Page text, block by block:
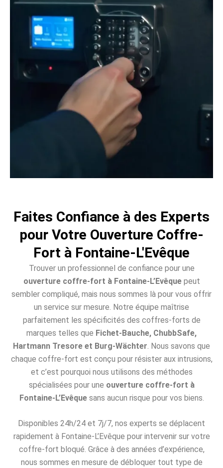
Faites Confiance à des Experts
pour Votre Ouverture Coffre-
Fort à Fontaine-L'Evêque
Trouver un professionnel de confiance pour une
ouverture coffre-fort à Fontaine-L’Evêquepeut
sembler compliqué, mais nous sommes là pour vous offrir
un service sur mesure. Notre équipe maîtrise
parfaitement les spécificités des coffres-forts de
marques telles que Fichet-Bauche, ChubbSafe,
Hartmann Tresore et Burg-Wächter . Nous savons que
chaque coffre-fort est conçu pour résister aux intrusions,
et c’est pourquoi nous utilisons des méthodes
spécialisées pour une ouverture coffre-fort à
Fontaine-L’Evêquesans aucun risque pour vos biens.
Disponibles 24h/24 et 7j/7, nos experts se déplacent
rapidement à Fontaine-L’Evêque pour intervenir sur votre
coffre-fort bloqué. Grâce à des années d’expérience,
nous sommes en mesure de débloquer tout type de